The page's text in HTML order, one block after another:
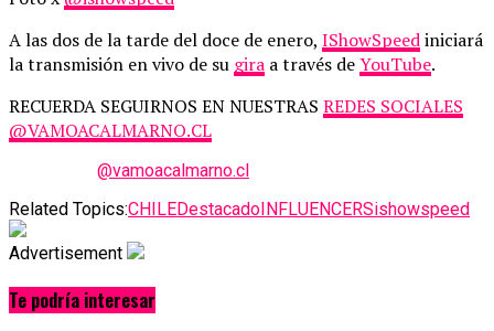
A las dos de la tarde del doce de enero, IShowSpeediniciará
la transmisión en vivo de su gira a través deYouTube.
RECUERDA SEGUIRNOS EN NUESTRAS REDES SOCIALES
@VAMOACALMARNO.CL
@vamoacalmarno.cl
Related Topics:CHILEDestacado INFLUENCERSishowspeed
Advertisement
Te podría interesar